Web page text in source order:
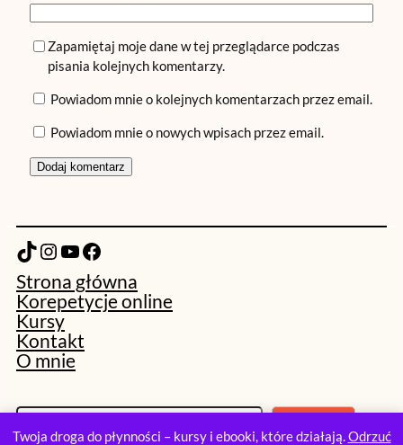
Twoja droga do płynności – kursy i ebooki, które działają.Odrzuć
Zapamiętaj moje dane w tej przeglądarce podczas
pisania kolejnych komentarzy.
Powiadom mnie o kolejnych komentarzach przez email.
Powiadom mnie o nowych wpisach przez email.
TikTok Instagram YouTube Facebook
Strona główna
Korepetycje online
Kursy
Kontakt
O mnie
S
z